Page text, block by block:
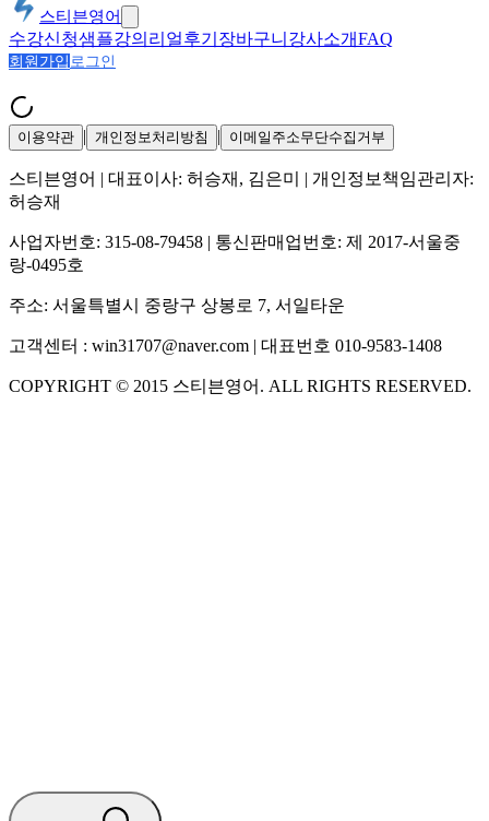
스티븐영어
수강신청샘플강의 리얼후기 장바구니 강사소개FAQ
회원가입 로그인
이용약관 | 개인정보처리방침 | 이메일주소무단수집거부
스티븐영어 | 대표이사: 허승재, 김은미
| 개인정보책임관리자:
허승재
사업자번호: 315-08-79458 | 통신판매업번호: 제 2017-서울중
랑-0495호
주소: 서울특별시 중랑구 상봉로 7, 서일타운
고객센터 : win31707@naver.com | 대표번호 010-9583-1408
COPYRIGHT © 2015 스티븐영어 . ALL RIGHTS RESERVED.